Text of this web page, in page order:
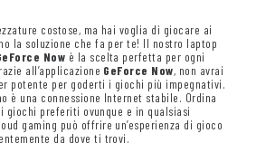
costose, ma hai voglia di giocare ai
la soluzione che fa per te! Il nostro laptop
Now è la scelta perfetta per ogni
all’applicazione GeForce Now, non avrai
potente per goderti i giochi più impegnativi.
è una connessione Internet stabile. Ordina
giochi preferiti ovunque e in qualsiasi
gaming può offrire un’esperienza di gioco
da dove ti trovi.